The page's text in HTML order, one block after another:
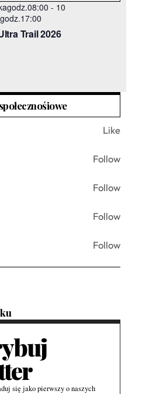
- 10
Trail 2026
Like
Follow
Follow
Follow
Follow
się jako pierwszy o naszych